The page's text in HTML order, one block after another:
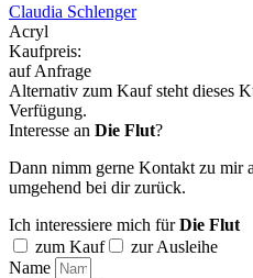
Claudia Schlenger
Acryl
Kaufpreis:
auf Anfrage
Alternativ zum Kauf steht dieses
Verfügung.
Interesse an Die Flut?
Dann nimm gerne Kontakt zu mir
umgehend bei dir zurück.
Ich interessiere mich fürDie Flut
zum Kauf
zur Ausleihe
Name